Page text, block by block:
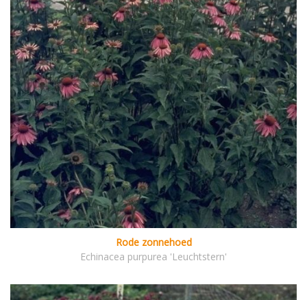
Rode zonnehoed
Echinacea purpurea 'Leuchtstern'